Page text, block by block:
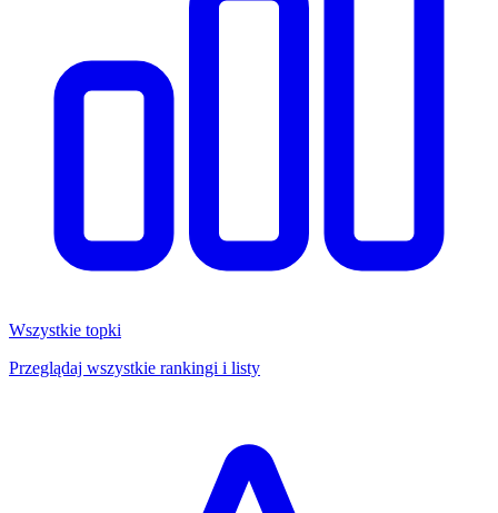
Wszystkie topki
Przeglądaj wszystkie rankingi i listy